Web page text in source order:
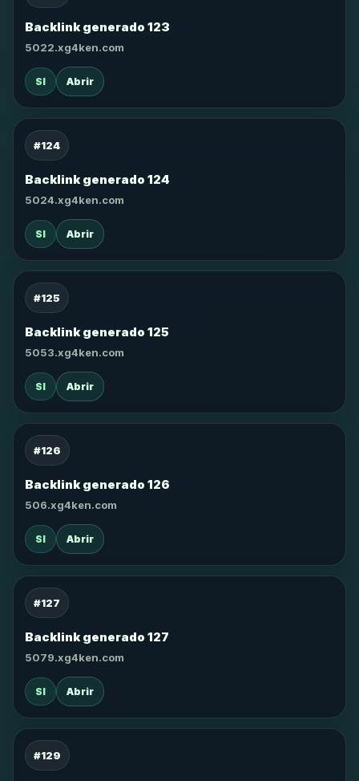
Backlink generado 123
5022.xg4ken.com
SI Abrir
#124
Backlink generado 124
5024.xg4ken.com
SI Abrir
#125
Backlink generado 125
5053.xg4ken.com
SI Abrir
#126
Backlink generado 126
506.xg4ken.com
SI Abrir
#127
Backlink generado 127
5079.xg4ken.com
SI Abrir
#129